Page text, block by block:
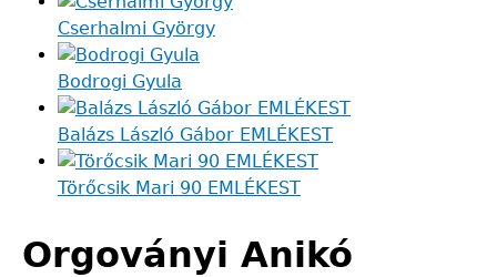
Cserhalmi György
Bodrogi Gyula
Balázs László Gábor EMLÉKEST
Törőcsik Mari 90 EMLÉKEST
Orgoványi Anikó